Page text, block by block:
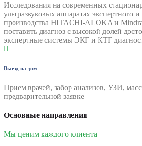
Исследования на современных
ультразвуковых аппаратах экспертного и
производства HITACHI-ALOKA и
поставить диагноз с высокой долей
экспертные системы ЭКГ и КТГ
Выезд на дом
Прием врачей, забор анализов, УЗИ,
предварительной заявке.
Основные направления
Мы ценим каждого клиента